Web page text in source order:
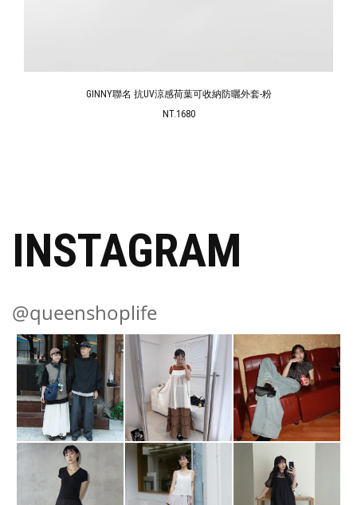
GINNY聯名 抗UV涼感荷葉可收納防曬外套-粉
NT.1680
INSTAGRAM
@queenshoplife